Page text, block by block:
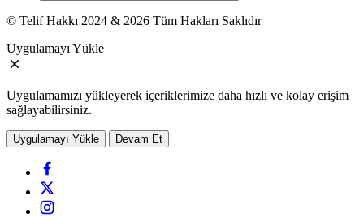
© Telif Hakkı 2024 & 2026 Tüm Hakları Saklıdır
Uygulamayı Yükle
Uygulamamızı yükleyerek içeriklerimize daha hızlı ve kolay erişim
sağlayabilirsiniz.
Uygulamayı Yükle Devam Et